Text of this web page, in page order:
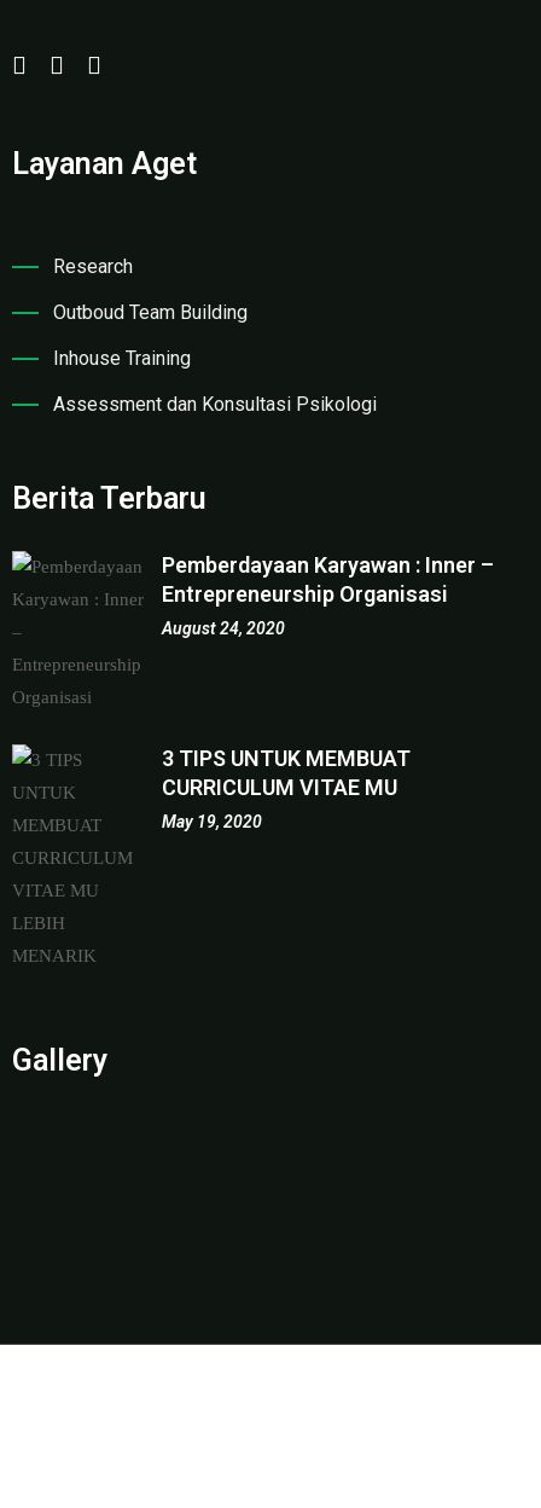
Layanan Aget
Research
Outboud Team Building
Inhouse Training
Assessment dan Konsultasi Psikologi
Berita Terbaru
Pemberdayaan Karyawan : Inner –
Entrepreneurship Organisasi
August 24, 2020
3 TIPS UNTUK MEMBUAT
CURRICULUM VITAE MU
May 19, 2020
Gallery